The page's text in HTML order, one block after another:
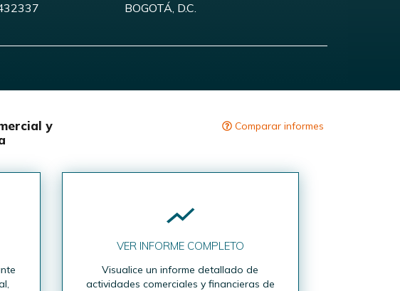
BOGOTÁ, D.C.
y
Comparar informes
VER INFORME COMPLETO
Visualice un informe detallado de
actividades comerciales y financieras de